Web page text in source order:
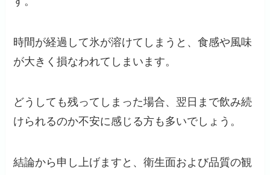
時間が経過して氷が溶けてしまうと、食感や風味
が大きく損なわれてしまいます。
どうしても残ってしまった場合、翌日まで飲み続
けられるのか不安に感じる方も多いでしょう。
結論から申し上げますと、衛生面および品質の観